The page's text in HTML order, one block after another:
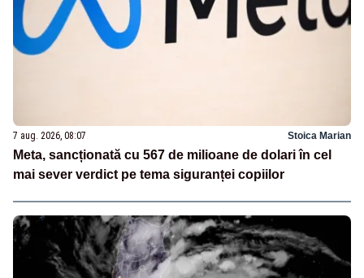
7 aug. 2026, 08:07 Stoica Marian
Meta, sancționată cu 567 de milioane de dolari în cel
mai sever verdict pe tema siguranței copiilor